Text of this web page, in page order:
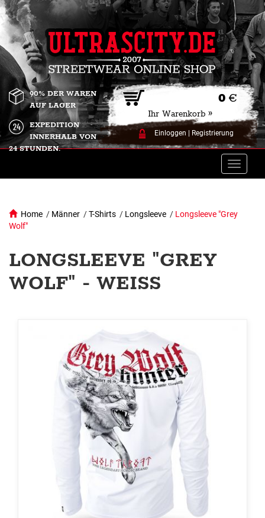
0 €
Ihr Warenkorb »
Einloggen Registrierung
90% DER WAREN
AUF LAGER
EXPEDITION
INNERHALB VON
24 STUNDEN.
Toggle
Home / Männer /T-Shirts / Longsleeve / Longsleeve "Grey
Wolf"
LONGSLEEVE "GREY
WOLF" - WEISS